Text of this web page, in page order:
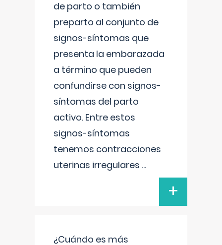
de parto o también
preparto al conjunto de
signos-síntomas que
presenta la embarazada
a término que pueden
confundirse con signos-
síntomas del parto
activo. Entre estos
signos-síntomas
tenemos contracciones
uterinas irregulares ...
+
¿Cuándo es más